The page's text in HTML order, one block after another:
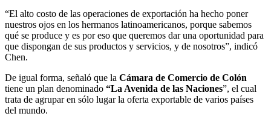
“El alto costo de las operaciones de exportación ha hecho poner
nuestros ojos en los hermanos latinoamericanos, porque sabemos
qué se produce y es por eso que queremos dar una oportunidad para
que dispongan de sus productos y servicios, y de nosotros”, indicó
Chen.
De igual forma, señaló que la Cámara de Comercio de Colón
tiene un plan denominado “La Avenida de las Naciones”, el cual
trata de agrupar en sólo lugar la oferta exportable de varios países
del mundo.